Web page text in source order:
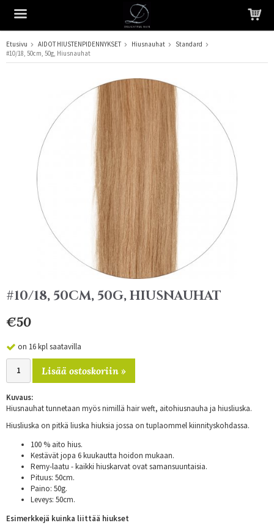
Etusivu AIDOT HIUSTENPIDENNYKSET Hiusnauhat
Standard
#10/18, 50cm, 50g, Hiusnauhat
#10/18, 50CM, 50G, HIUSNAUHAT
€50
on 16 kpl saatavilla
Lisää ostoskoriin »
Kuvaus:
Hiusnauhat tunnetaan myös nimillä hair weft, aitohiusnauha ja hiusliuska.
Hiusliuska on pitkä liuska hiuksia jossa on tuplaommel kiinnityskohdassa.
100 % aito hius.
Kestävät jopa 6 kuukautta hoidon mukaan.
Remy-laatu - kaikki hiuskarvat ovat samansuuntaisia.
Pituus: 50cm.
Paino: 50g.
Leveys: 50cm.
Esimerkkejä kuinka liittää hiukset